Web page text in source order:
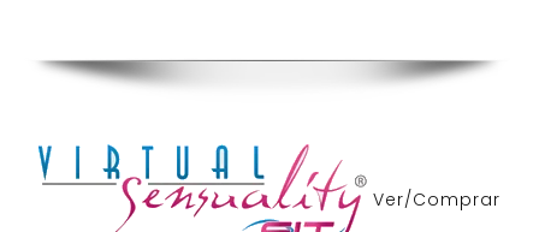
Ver/Comprar